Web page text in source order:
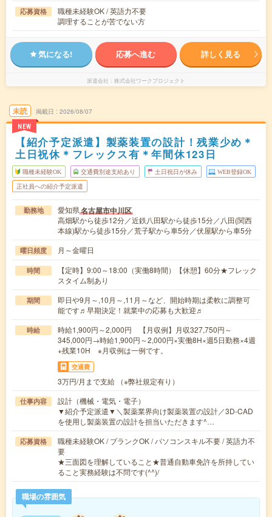
応募資格
職種未経験OK / 英語力不要
調理することが苦でない方
気になる! 応募へ進む 詳しく見る
派遣会社 株式会社ワークプロジェクト
未読
NEW
掲載日 2026/08/07
【紹介予定派遣】製薬装置の設計！残業少め＊
土日祝休＊フレックス有＊年間休123日
職種未経験OK 交通費別途支給あり 土日祝日が休み WEB登録OK
正社員への紹介予定派遣
勤務地 愛知県名古屋市中川区
高畑駅から徒歩12分／近鉄八田駅から徒歩15分／八田(関西
本線)駅から徒歩15分／荒子駅から車5分／伏屋駅から車5分
曜日頻度 月～金曜日
時間
【定時】9:00～18:00（実働8時間）【休憩】60分★フレック
スタイム制あり
期間
即日や9月～,10月～,11月～など、開始時期は柔軟に調整可
能です♬早期決定！就業中の応募も大歓迎♬
時給
時給1,900円～2,000円 【月収例】月収327,750円～
345,000円→時給1,900円～2,000円×実働8H×週5日勤務×4週
+残業10H ※月収例は一例です。
交通費
3万円/月まで支給 （※弊社規定有り）
仕事内容
設計（機械・電気・電子）
▼紹介予定派遣▼＼製薬業界向け製薬装置の設計／3D-CAD
を使用し製薬装置の設計を担当いただきます^…
応募資格
職種未経験OK / ブランクOK / パソコンスキル不要 / 英語力不
要
★三面図を理解していること★普通自動車免許を所持してい
ること実務経験は不問です(^^)/
職場の雰囲気